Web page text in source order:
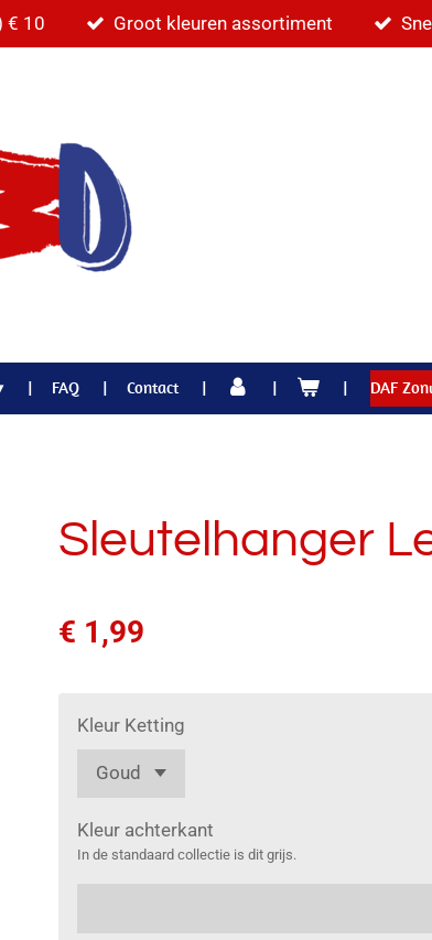
€ 10 Groot kleuren assortiment
FAQ Contact DAF
Sleutelhanger
€ 1,99
Kleur Ketting
Kleur achterkant
In de standaard collectie is dit grijs.